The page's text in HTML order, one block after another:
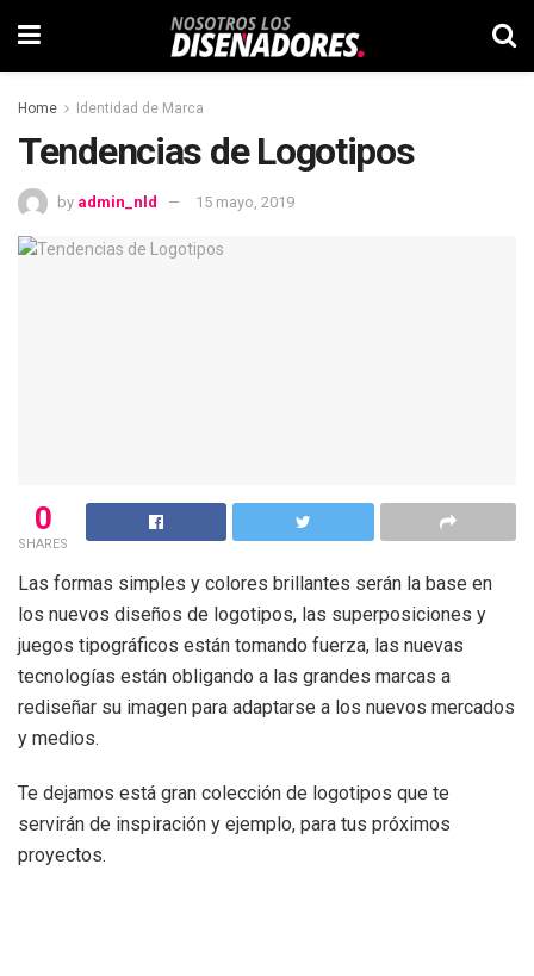
Home Identidad de Marca
Tendencias de Logotipos
by admin_nld 15 mayo, 2019
0
SHARES
Las formas simples y colores brillantes serán la base en
los nuevos diseños de logotipos, las superposiciones y
juegos tipográficos están tomando fuerza, las nuevas
tecnologías están obligando a las grandes marcas a
rediseñar su imagen para adaptarse a los nuevos mercados
y medios.
Te dejamos está gran colección de logotipos que te
servirán de inspiración y ejemplo, para tus próximos
proyectos.